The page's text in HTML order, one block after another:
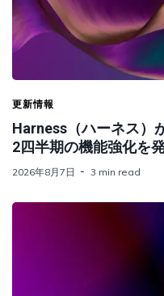
更新情報
Harness（ハーネス）
2四半期の機能強化を
2026年8月7日 3 min read